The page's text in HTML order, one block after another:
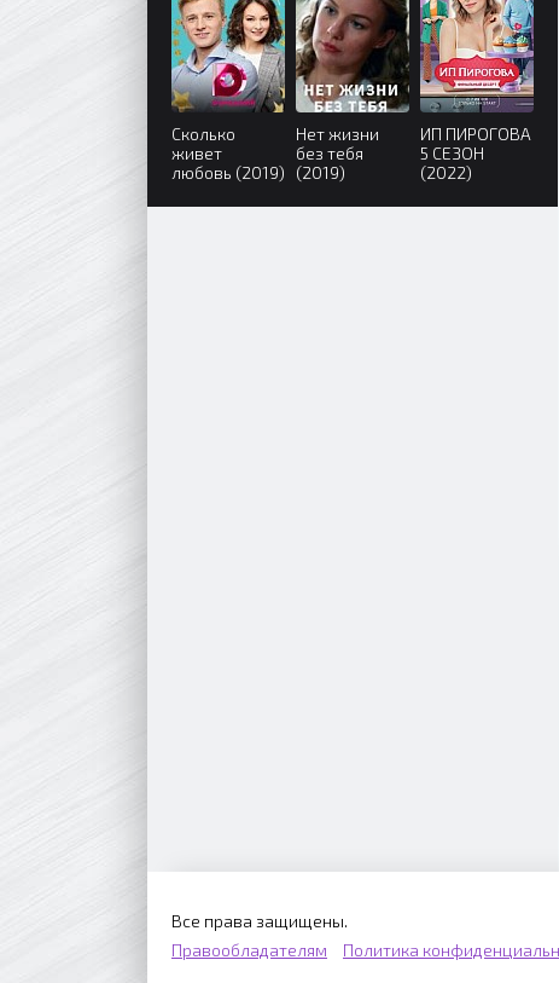
Сколько
живет
любовь (2019)
Нет жизни
без тебя
(2019)
ИП ПИРОГОВА
5 СЕЗОН
(2022)
Все права защищены.
Правообладателям
Политика